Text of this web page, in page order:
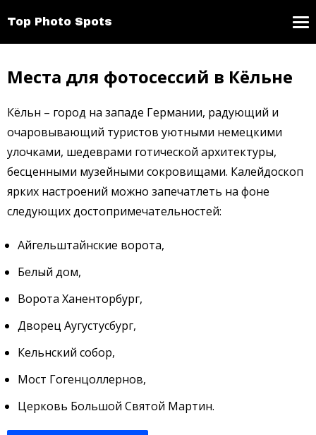
Top Photo Spots
Места для фотосессий в Кёльне
Кёльн – город на западе Германии, радующий и
очаровывающий туристов уютными немецкими
улочками, шедеврами готической архитектуры,
бесценными музейными сокровищами. Калейдоскоп
ярких настроений можно запечатлеть на фоне
следующих достопримечательностей:
Айгельштайнские ворота,
Белый дом,
Ворота Ханенторбург,
Дворец Аугустусбург,
Кельнский собор,
Мост Гогенцоллернов,
Церковь Большой Святой Мартин.